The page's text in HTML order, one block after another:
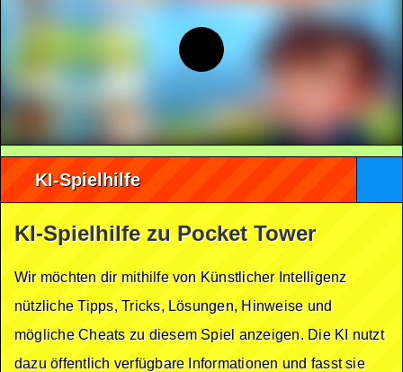
KI-Spielhilfe
KI-Spielhilfe zu Pocket Tower
Wir möchten dir mithilfe von Künstlicher Intelligenz
nützliche Tipps, Tricks, Lösungen, Hinweise und
mögliche Cheats zu diesem Spiel anzeigen. Die KI nutzt
dazu öffentlich verfügbare Informationen und fasst sie